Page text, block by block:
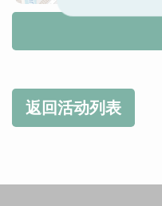
返回活动列表